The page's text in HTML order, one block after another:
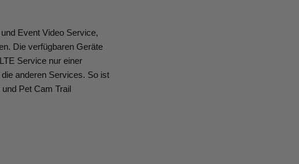
Event Video Service,
Die verfügbaren Geräte
Service nur einer
anderen Services. So ist
Pet Cam Trail